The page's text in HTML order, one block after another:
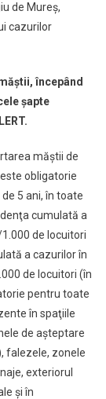
de Mureş,
cazurilor
începând
şapte
măştii de
obligatorie
5 ani, în toate
cumulată a
de locuitori
a cazurilor în
de locuitori (în
pentru toate
în spaţiile
de aşteptare
falezele, zonele
exteriorul
şi în